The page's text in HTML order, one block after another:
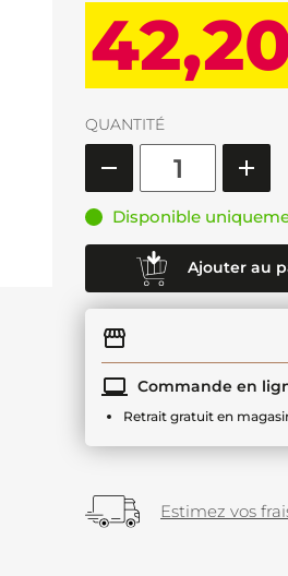
QUANTITÉ
Disponible
Ajouter au
Commande en
Retrait gratuit en
Estimez vos